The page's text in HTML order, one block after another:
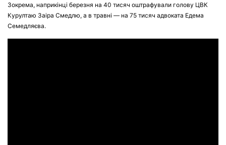
Зокрема, наприкінці березня на 40 тисяч оштрафували голову ЦВК
Курултаю Заіра Смедлю, а в травні — на 75 тисяч адвоката Едема
Семедляєва.